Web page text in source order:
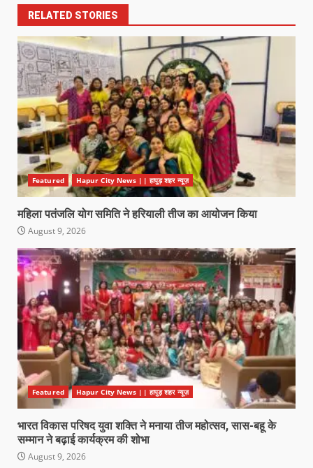
RELATED STORIES
Featured Hapur City News || हापुड़ शहर न्यूज़
महिला पतंजलि योग समिति ने हरियाली तीज का आयोजन किया
August 9, 2026
Featured Hapur City News || हापुड़ शहर न्यूज़
भारत विकास परिषद युवा शक्ति ने मनाया तीज महोत्सव, सास-बहू के
सम्मान ने बढ़ाई कार्यक्रम की शोभा
August 9, 2026